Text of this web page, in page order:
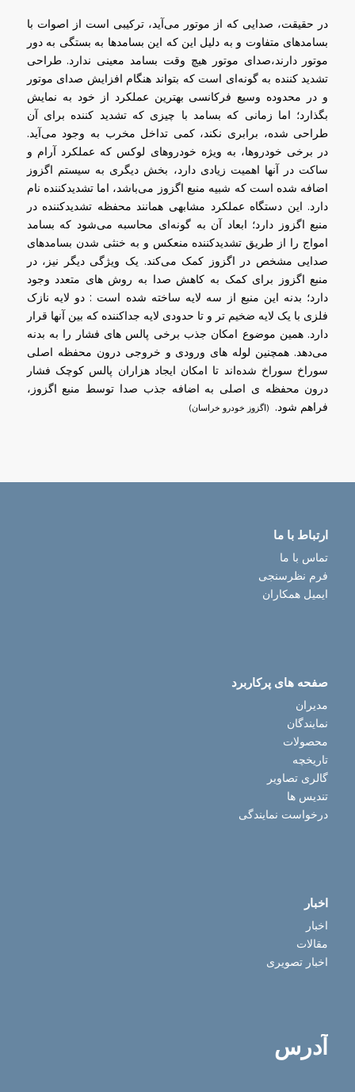
در حقیقت، صدایی که از موتور می‌آید، ترکیبی است از اصوات با
بسامدهای متفاوت و به دلیل این که این بسامدها به بستگی به دور
موتور دارند،صدای موتور هیچ وقت بسامد معینی ندارد. طراحی
تشدید کننده به گونه‌ای است که بتواند هنگام افزایش صدای موتور
و در محدوده وسیع فرکانسی بهترین عملکرد از خود به نمایش
بگذارد؛ اما زمانی که بسامد با چیزی که تشدید کننده برای آن
طراحی شده، برابری نکند، کمی تداخل مخرب به وجود می‌آید.
در برخی خودروها، به ویژه خودروهای لوکس که عملکرد آرام و
ساکت در آنها اهمیت زیادی دارد، بخش دیگری به سیستم اگزوز
اضافه شده است که شبیه منبع اگزوز می‌باشد، اما تشدیدکننده نام
دارد. این دستگاه عملکرد مشابهی همانند محفظه تشدیدکننده در
منبع اگزوز دارد؛ ابعاد آن به گونه‌ای محاسبه می‌شود که بسامد
امواج را از طریق تشدیدکننده منعکس و به خنثی شدن بسامدهای
صدایی مشخص در اگزوز کمک می‌کند. یک ویژگی دیگر نیز، در
منبع اگزوز برای کمک به کاهش صدا به روش های متعدد وجود
دارد؛ بدنه این منبع از سه لایه ساخته شده است : دو لایه نازک
فلزی با یک لایه ضخیم تر و تا حدودی لایه جداکننده که بین آنها قرار
دارد. همین موضوع امکان جذب برخی پالس های فشار را به بدنه
می‌دهد. همچنین لوله های ورودی و خروجی درون محفظه اصلی
سوراخ سوراخ شده‌اند تا امکان ایجاد هزاران پالس کوچک فشار
درون محفظه ی اصلی به اضافه جذب صدا توسط منبع اگزوز،
فراهم شود. (اگزوز خودرو خراسان)
ارتباط با ما
تماس با ما
فرم نظرسنجی
ایمیل همکاران
صفحه های پرکاربرد
مدیران
نمایندگان
محصولات
تاریخچه
گالری تصاویر
تندیس ها
درخواست نمایندگی
اخبار
اخبار
مقالات
اخبار تصویری
آدرس